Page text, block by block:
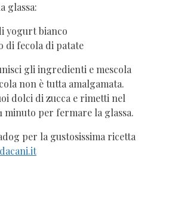
glassa:
yogurt bianco
di fecola di patate
gli ingredienti e mescola
non è tutta amalgamata.
dolci di zucca e rimetti nel
minuto per fermare la glassa.
per la gustosissima ricetta